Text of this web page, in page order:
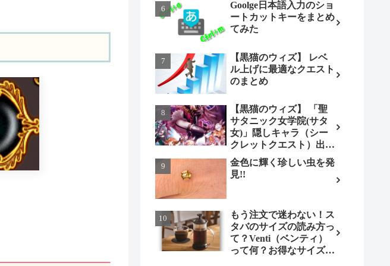
Goolge日本語入力のショ
ートカットキーをまとめ
てみた
【黒猫のウィズ】 レベ
ル上げに最適なクエスト
のまとめ
【黒猫のウィズ】 「聖
サタニック女学院(サタ
女)」隠しキャラ（シー
クレットクエスト）出現
条件とは（ノーマル編）
金色に輝く珍しい虫を発
見!!
もう注文で迷わない！ス
タバのサイズの読み方っ
て？Venti（ベンティ）
って何？お得なサイズも